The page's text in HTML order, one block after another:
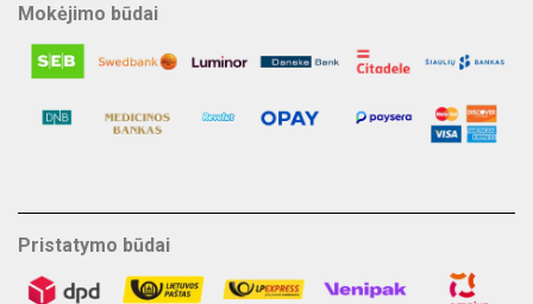
Mokėjimo būdai
Pristatymo būdai